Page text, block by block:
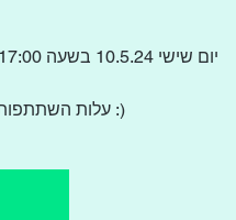
עלות השתתפות: 75 שקלים לאדם. ניתן גם להביא כיבודון :)